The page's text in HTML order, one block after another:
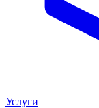
Услуги